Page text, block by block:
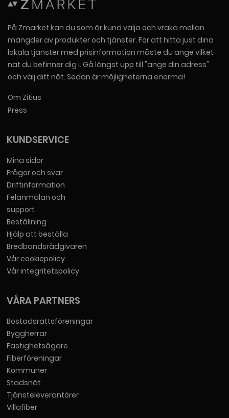
På Zmarket kan du som är kund välja och vraka mellan
mängder av produkter och tjänster. För att hitta just dina
lokala tjänster med prisinformation måste du ange vilket
nät du befinner dig i. Gå längst upp till "ange din adress"
och välj ditt nät. Sedan är möjligheterna enorma!
Om Zitius
Press
KUNDSERVICE
Mina sidor
Frågor och svar
Driftinformation
Felanmälan och
support
Beställning
Hjälp att beställa
Bredbandsrådgivaren
Vår cookiepolicy
Vår integritetspolicy
VÅRA PARTNERS
Bostadsrättsföreningar
Byggherrar
Fastighetsägare
Fiberföreningar
Kommuner
Stadsnät
Tjänsteleverantörer
Villafiber